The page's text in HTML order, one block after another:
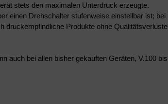
stets den maximalen Unterdruck erzeugte.
einen Drehschalter stufenweise einstellbar ist; bei
druckempfindliche Produkte ohne Qualitätsverluste
auch bei allen bisher gekauften Geräten, V.100 bis